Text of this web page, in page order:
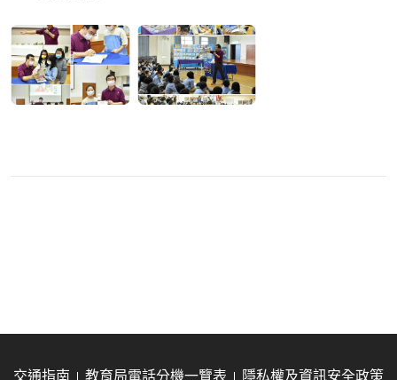
交通指南 教育局電話分機一覽表 隱私權及資訊安全政策